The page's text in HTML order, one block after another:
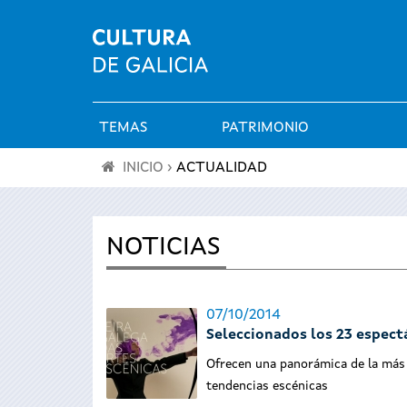
Menú
principal
TEMAS PATRIMONIO
encuentra
aquí
INICIO › ACTUALIDAD
NOTICIAS
07/10/2014
Seleccionados los 23
Ofrecen una panorámica de la
tendencias escénicas